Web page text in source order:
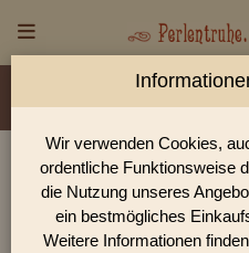
Material/Glassorte Sorte/
Größen
Lochdurchmesser
Perlen Shop für
AB
In unserem Perlen Shop
Wir verwenden Cookies,
ordentliche Funktionsweise
die Nutzung unseres
ein bestmögliches
Weitere Informationen